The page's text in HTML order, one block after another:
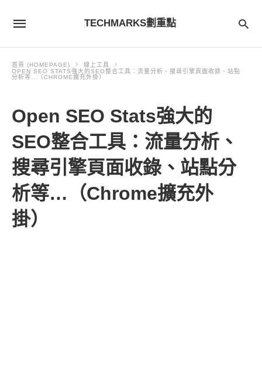
TECHMARKS劃重點
首頁 (HOMEPAGE)
線上工具
OPEN SEO STATS強大的SEO整合工具：流量分析、搜尋引擎頁面收錄、站點
分析等…（CHROME擴充外掛）
Open SEO Stats強大的
SEO整合工具：流量分析、
搜尋引擎頁面收錄、站點分
析等…（Chrome擴充外
掛）